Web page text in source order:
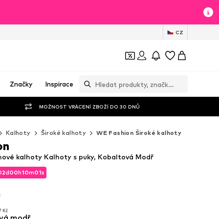
CZ
Značky Inspirace
MOŽNOST VRÁCENÍ ZBOŽÍ DO 30 DNŮ
Kalhoty Široké kalhoty WE Fashion Široké kalhoty
d00h09m59s
Kč
d00h09m59s
kalhoty Kalhoty s puky, Kobaltová Modř